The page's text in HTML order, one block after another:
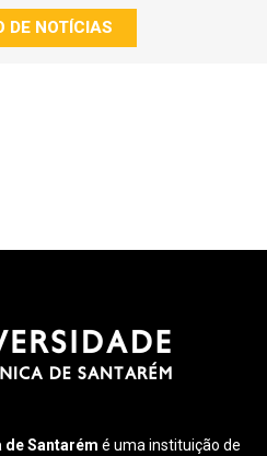
DE NOTÍCIAS
Santarém é uma instituição de